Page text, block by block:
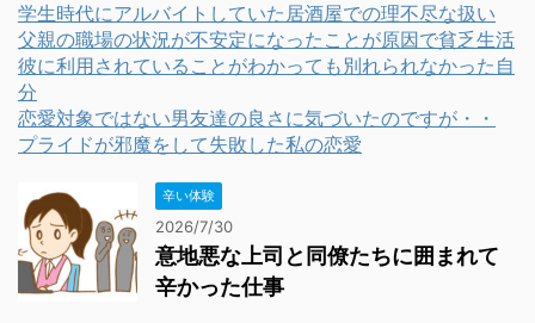
学生時代にアルバイトしていた居酒屋での理不尽な扱い
父親の職場の状況が不安定になったことが原因で貧乏生活
彼に利用されていることがわかっても別れられなかった自
分
恋愛対象ではない男友達の良さに気づいたのですが・・
プライドが邪魔をして失敗した私の恋愛
辛い体験
2026/7/30
意地悪な上司と同僚たちに囲まれて
辛かった仕事